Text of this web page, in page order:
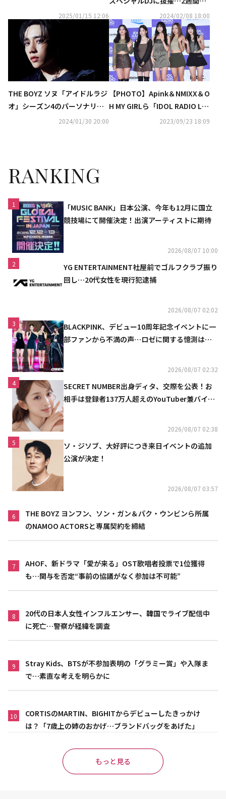
に期待
2025/01/15 12:06 2024/02/08 18:00
THE BOYZ ソヌ「アイドルラジ
オ」シーズン4のパーソナリテ
2024/01/30 20:00
【PHOTO】Apink＆NMIXX＆O
H MY GIRLら「IDOL RADIO LIV
E IN SEOUL」レッドカーペット
2023/09/23 18:09
RANKING
1
「MUSIC BANK」日本公演、今年も12月に国立
競技場にて開催決定！出演アーティストに期待
2026/08/07 10:00
2
YG ENTERTAINMENT社屋前でゴルフクラブ振り
回し…20代女性を現行犯逮捕
2026/08/07 02:02
3
BLACKPINK、デビュー10周年記念イベントに一
部ファンから不満の声…ロゼに関する憶測は否
2026/08/07 02:32
4
SECRET NUMBER出身ディタ、交際を公表！お
相手は登録者137万人超えのYouTuber兼バイオ
2026/08/07 02:38
5
ソ・ジソブ、大好評につき来日イベントの追加
公演が決定！
2026/08/07 03:57
6
THE BOYZ ヨンフン、ソン・ガン＆パク・ウンビンら所属
のNAMOO ACTORSと専属契約を締結
7
AHOF、新ドラマ「愛が来る」OST歌唱者投票で1位獲得
も…関与を否定“事前の協議がなく参加は不可能”
8
20代の日本人女性インフルエンサー、韓国でライブ配信中
に死亡…警察が経緯を調査
9
Stray Kids、BTSが不参加表明の「グラミー賞」や入隊ま
で…素直な考えを明らかに
10
CORTISのMARTIN、BIGHITからデビューしたきっかけ
は？「7歳上の姉のおかげ…ブランドバッグをあげた」
もっと見る